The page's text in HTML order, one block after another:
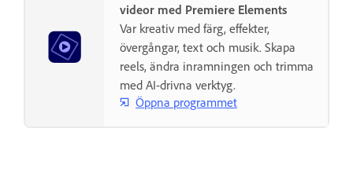
videor med Premiere Elements
Var kreativ med färg, effekter,
övergångar, text och musik. Skapa
reels, ändra inramningen och trimma
med AI-drivna verktyg.
Öppna programmet